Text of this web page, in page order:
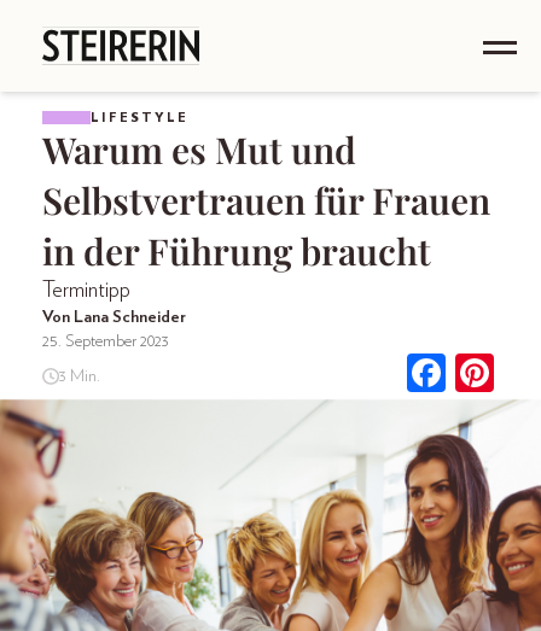
LIFESTYLE
Warum es Mut und
Selbstvertrauen für Frauen
in der Führung braucht
Termintipp
Von Lana Schneider
25. September 2023
3 Min.